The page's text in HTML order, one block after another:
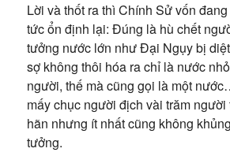
Lời và thốt ra thì Chính Sử vốn
tức ổn định lại: Đúng là hù chết
tưởng nước lớn như Đại Ngụy bị
sợ không thôi hóa ra chỉ là nước
người, thế mà cũng gọi là một
mấy chục người địch vài trăm
hãn nhưng ít nhất cũng không
tưởng.